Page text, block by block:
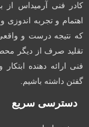
کادر فنی آرمیداس
اهتمام و تجربه
که نتیجه درست و
تقلید صرف از دیگر
فنی ارائه دهنده
گفتن داشته باشیم.
دسترسی سریع